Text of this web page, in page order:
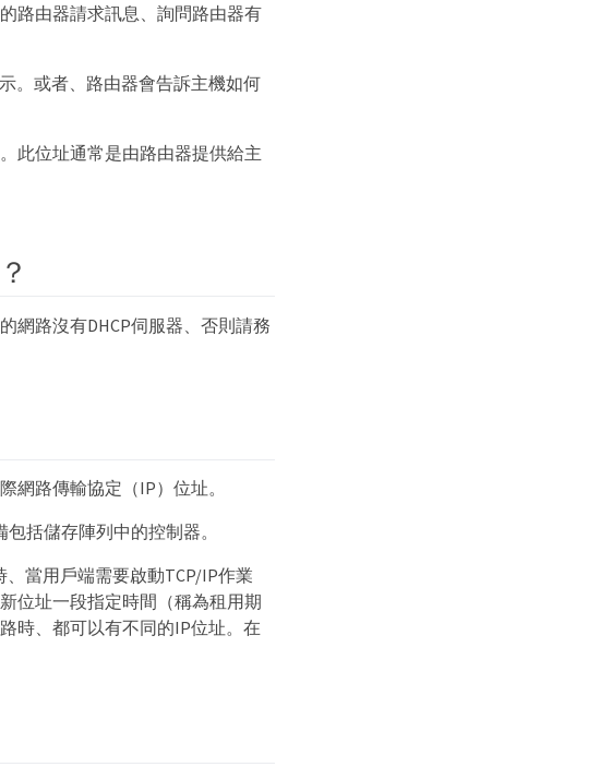
路由器請求訊息、詢問路由器有
。或者、路由器會告訴主機如何
此位址通常是由路由器提供給主
網路沒有DHCP伺服器、否則請務
網路傳輸協定（IP）位址。
括儲存陣列中的控制器。
當用戶端需要啟動TCP/IP作業
位址一段指定時間（稱為租用期
時、都可以有不同的IP位址。在